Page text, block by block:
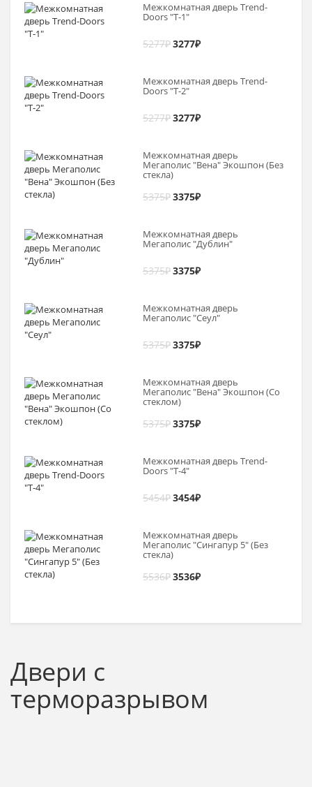
Межкомнатная дверь Trend-
Doоrs "Т-1"
5277₽3277₽
Межкомнатная дверь Trend-
Doоrs "Т-2"
5277₽3277₽
Межкомнатная дверь
Мегаполис "Вена" Экошпон (Без
стекла)
5375₽3375₽
Межкомнатная дверь
Мегаполис "Дублин"
5375₽3375₽
Межкомнатная дверь
Мегаполис "Сеул"
5375₽3375₽
Межкомнатная дверь
Мегаполис "Вена" Экошпон (Со
стеклом)
5375₽3375₽
Межкомнатная дверь Trend-
Doоrs "Т-4"
5454₽3454₽
Межкомнатная дверь
Мегаполис "Сингапур 5" (Без
стекла)
5536₽3536₽
Двери с
терморазрывом